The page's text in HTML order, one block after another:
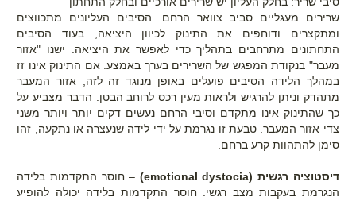
שרירים מעגליים סביב צוואר הרחם. הסיבים העליונים מתכווצים
ומתקצרים ודוחפים את התינוק לכיוון היציאה, בעוד הסיבים
התחתונים מתרחבים בתהליך כדי לאפשר את היציאה. ישנו "אזור
מעבר" בנקודת המפגש של השרירים בערך באמצע. אם התינוק אינו זז
במהלך הלידה הסיבים פועלים באופן מנוגד זה לזה, אזור המעבר
מתהדק וניתן להרגיש ולראות מעין רכס לרוחב הבטן. הדבר מצביע על
כך שהתינוק אינו מתקדם וסיבי הרחם נעשים דקים יותר ויותר משני
צדי אזור המעבר. טבעת זו נגרמת על ידי לידה שנעצרה או נתקעה, זהו
סימן להתהוותקרע ברחם.
דיסטוציה רגשית (emotional dystocia)
– חוסר התקדמות בלידה
הנגרמת בעקבות מצב רגשי. חוסר התקדמות בלידה יכולה להופיע